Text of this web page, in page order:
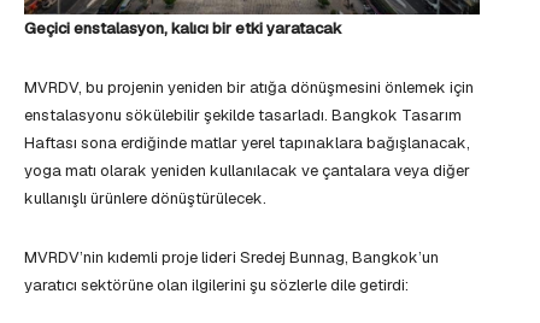
Geçici enstalasyon, kalıcı bir etki yaratacak
MVRDV, bu projenin yeniden bir atığa dönüşmesini önlemek için
enstalasyonu sökülebilir şekilde tasarladı. Bangkok Tasarım
Haftası sona erdiğinde matlar yerel tapınaklara bağışlanacak,
yoga matı olarak yeniden kullanılacak ve çantalara veya diğer
kullanışlı ürünlere dönüştürülecek.
MVRDV’nin kıdemli proje lideri Sredej Bunnag, Bangkok’un
yaratıcı sektörüne olan ilgilerini şu sözlerle dile getirdi: